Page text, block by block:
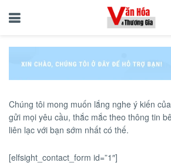
Chúng tôi mong muốn lắng nghe ý kiến
gửi mọi yêu cầu, thắc mắc theo thông tin
liên lạc với bạn sớm nhất có thế.
[elfsight_contact_form id=”1″]